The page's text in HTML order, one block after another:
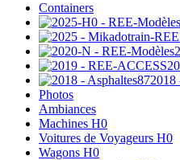
Containers
2018
Photos
Ambiances
Machines H0
Voitures de Voyageurs H0
Wagons H0